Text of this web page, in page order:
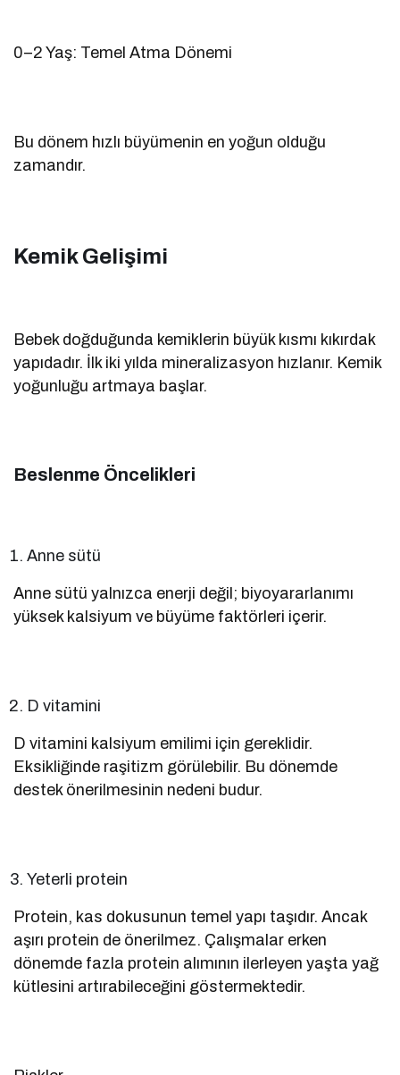
0–2 Yaş: Temel Atma Dönemi
Bu dönem hızlı büyümenin en yoğun olduğu
zamandır.
Kemik Gelişimi
Bebek doğduğunda kemiklerin büyük kısmı kıkırdak
yapıdadır. İlk iki yılda mineralizasyon hızlanır. Kemik
yoğunluğu artmaya başlar.
Beslenme Öncelikleri
Anne sütü
Anne sütü yalnızca enerji değil; biyoyararlanımı
yüksek kalsiyum ve büyüme faktörleri içerir.
D vitamini
D vitamini kalsiyum emilimi için gereklidir.
Eksikliğinde raşitizm görülebilir. Bu dönemde
destek önerilmesinin nedeni budur.
Yeterli protein
Protein, kas dokusunun temel yapı taşıdır. Ancak
aşırı protein de önerilmez. Çalışmalar erken
dönemde fazla protein alımının ilerleyen yaşta yağ
kütlesini artırabileceğini göstermektedir.